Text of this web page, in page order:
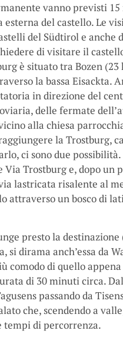
vanno previsti
del castello. Le
del Südtirol e anche
di visitare il
è situato tra Bozen (23
la bassa Eisackta.
in direzione del
delle fermate
alla chiesa
la Trostburg,
ci sono due possibilità.
Trostburg e, dopo un
lastricata risalente al
attraverso un bosco di
presto la
dirama anch’essa da
comodo di quello
di 30 minuti circa.
passando da
che, scendendo a
tempi di percorrenza.